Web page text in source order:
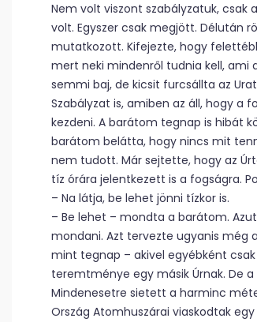
Nem volt viszont szabályzatuk, csak
volt. Egyszer csak megjött. Délután
mutatkozott. Kifejezte, hogy
mert neki mindenről tudnia kell,
semmi baj, de kicsit furcsállta az
Szabályzat is, amiben az áll, hogy a
kezdeni. A barátom tegnap is hibát
barátom belátta, hogy nincs mit
nem tudott. Már sejtette, hogy az
tíz órára jelentkezett is a fogságra.
– Na látja, be lehet jönni tízkor is.
– Be lehet – mondta a barátom.
mondani. Azt tervezte ugyanis még
mint tegnap – akivel egyébként
teremtménye egy másik Úrnak. De
Mindenesetre sietett a harminc
Ország Atomhuszárai viaskodtak